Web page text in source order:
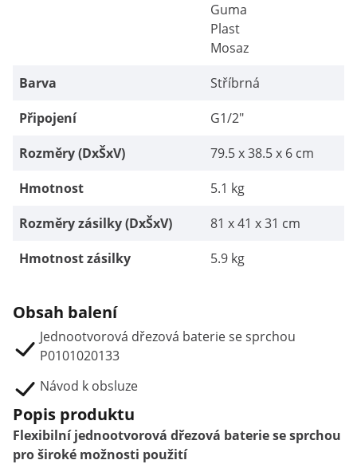
Guma
Plast
Mosaz
Barva
Stříbrná
Připojení
G1/2"
Rozměry (DxŠxV)
79.5 x 38.5 x 6 cm
Hmotnost
5.1 kg
Rozměry zásilky (DxŠxV)
81 x 41 x 31 cm
Hmotnost zásilky
5.9 kg
Obsah balení
Jednootvorová dřezová baterie se sprchou
P0101020133
Návod k obsluze
Popis produktu
Flexibilní jednootvorová dřezová baterie se sprchou
pro široké možnosti použití